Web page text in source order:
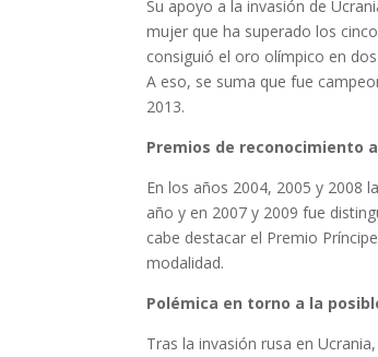
Su apoyo a la invasión de
mujer que ha superado los
consiguió el oro olímpico en
A eso, se suma que fue
2013.
Premios de reconocimiento
En los años 2004, 2005 y 2008
año y en 2007 y 2009 fue
cabe destacar el Premio
modalidad.
Polémica en torno a la
Tras la invasión rusa en